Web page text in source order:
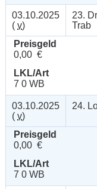
03.10.2025
( v)
23.
Trab
Preisgeld
0,00 €
LKL/Art
7 0 WB
03.10.2025
( v)
24.
Preisgeld
0,00 €
LKL/Art
7 0 WB